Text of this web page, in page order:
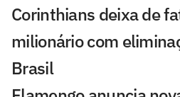
Corinthians deixa de
milionário com
Brasil